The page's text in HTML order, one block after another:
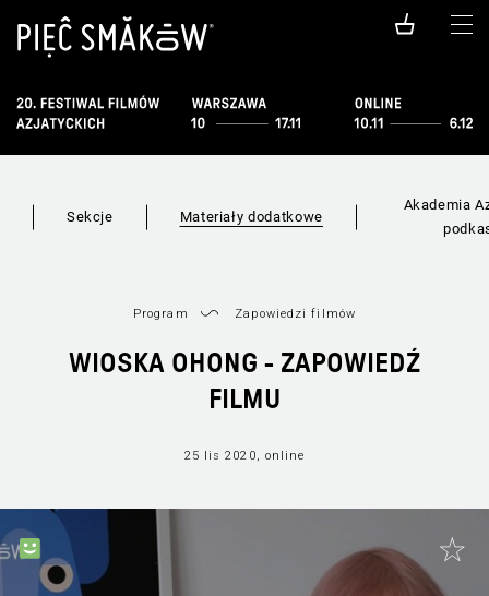
Sekcje Materiały dodatkowe
Akademia
Program Zapowiedzi filmów
WIOSKA OHONG - ZAPOWIEDŹ
FILMU
25 lis 2020, online